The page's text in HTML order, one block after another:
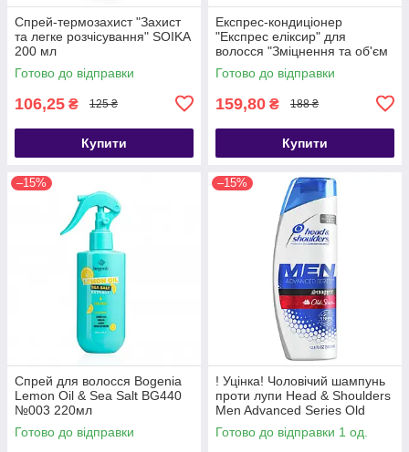
Спрей-термозахист "Захист
та легке розчісування" SOIKA
200 мл
Готово до відправки
106,25 ₴ 125 ₴
Купити
Експрес-кондиціонер
"Експрес еліксир" для
волосся "Зміцнення та об'єм
Soika 200 мл
Готово до відправки
159,80 ₴ 188 ₴
Купити
–15%
Спрей для волосся Bogenia
Lemon Oil & Sea Salt BG440
№003 220мл
Готово до відправки
–15%
! Уцінка! Чоловічий шампунь
проти лупи Head & Shoulders
Men Advanced Series Old
Spice Swagger 370 мл (США)
Готово до відправки 1 од.